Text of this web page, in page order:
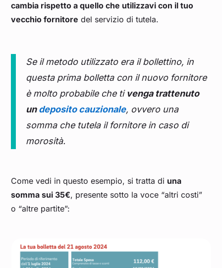
cambia rispetto a quello che utilizzavi con il tuo
vecchio fornitore del servizio di tutela.
Se il metodo utilizzato era il bollettino, in
questa prima bolletta con il nuovo fornitore
è molto probabile che tivenga trattenuto
undeposito cauzionale, ovvero una
somma che tutela il fornitore in caso di
morosità.
Come vedi in questo esempio, si tratta di una
somma sui 35€, presente sotto la voce “altri costi”
o “altre partite”: